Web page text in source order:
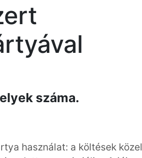
száma.
használat: a költések közel